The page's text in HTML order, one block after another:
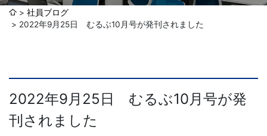
発送代行・全国流通（ロジスティクス）
デジタルコンテンツ制作・撮影・その他
社員ブログ
社員ブログ
2022年9月25日 むるぶ10月号が発刊されました
2022年9月25日 むるぶ10月号が発
刊されました